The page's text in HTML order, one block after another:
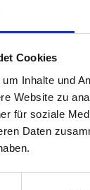
Cookies
Inhalte und
Website zu
für soziale
Daten
auf Ihr
ihn aus